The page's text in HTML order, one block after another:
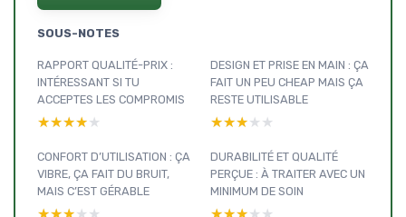
SOUS-NOTES
RAPPORT QUALITÉ-PRIX :
INTÉRESSANT SI TU
ACCEPTES LES COMPROMIS
★★★★★
★★★★★
DESIGN ET PRISE EN MAIN : ÇA
FAIT UN PEU CHEAP MAIS ÇA
RESTE UTILISABLE
★★★★★
★★★★★
CONFORT D’UTILISATION : ÇA
VIBRE, ÇA FAIT DU BRUIT,
MAIS C’EST GÉRABLE
DURABILITÉ ET QUALITÉ
PERÇUE : À TRAITER AVEC UN
MINIMUM DE SOIN